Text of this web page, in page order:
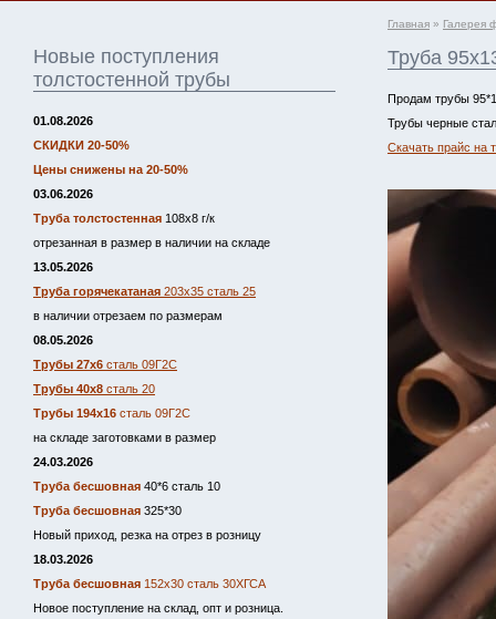
Новые поступления
толстостенной трубы
01.08.2026
СКИДКИ 20-50%
Цены снижены на 20-50%
03.06.2026
Труба толстостенная 108х8 г/к
отрезанная в размер в наличии на складе
13.05.2026
Труба горячекатаная 203х35 сталь 25
в наличии отрезаем по размерам
08.05.2026
Трубы 27х6 сталь 09Г2С
Трубы 40х8 сталь 20
Трубы 194х16 сталь 09Г2С
на складе заготовками в размер
24.03.2026
Труба бесшовная 40*6 сталь 10
Труба бесшовная 325*30
Новый приход, резка на отрез в розницу
18.03.2026
Труба бесшовная 152х30 сталь 30ХГСА
Новое поступление на склад, опт и розница.
Главная » Галерея
Труба
Продам трубы
Трубы черные
Скачать прайс на